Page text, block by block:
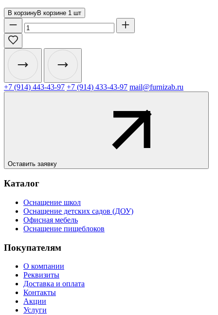
В корзинуВ корзине 1 шт
+7 (914) 443-43-97 +7 (914) 433-43-97 mail@furnizab.ru
Оставить заявку
Каталог
Оснащение школ
Оснащение детских садов (ДОУ)
Офисная мебель
Оснащение пищеблоков
Покупателям
О компании
Реквизиты
Доставка и оплата
Контакты
Акции
Услуги